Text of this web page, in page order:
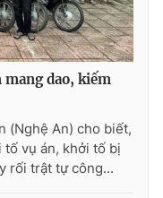
dao, kiếm
(Nghệ An) cho biết,
vụ án, khởi tố bị
rối trật tự công...